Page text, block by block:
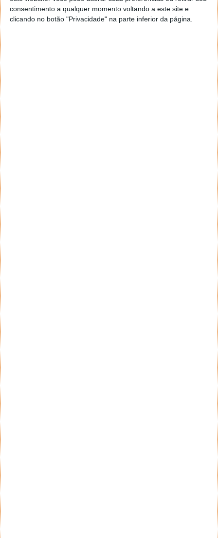
consentimento a qualquer momento voltando a este site e
clicando no botão "Privacidade" na parte inferior da página.